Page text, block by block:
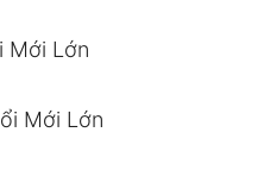
Mới Lớn
Mới Lớn